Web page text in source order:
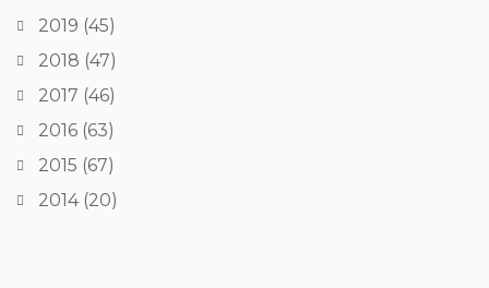
2019 (45)
2018 (47)
2017 (46)
2016 (63)
2015 (67)
2014(20)